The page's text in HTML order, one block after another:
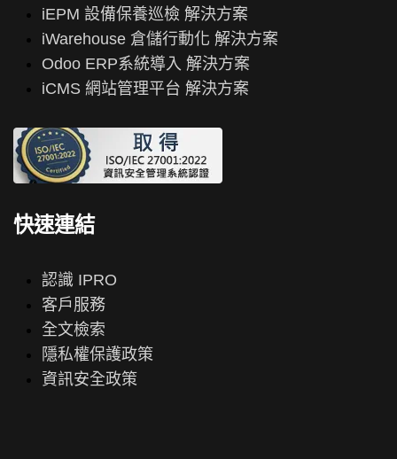
iEPM 設備保養巡檢 解決方案
iWarehouse 倉儲行動化 解決方案
Odoo ERP系統導入 解決方案
iCMS 網站管理平台 解決方案
快速連結
認識 IPRO
客戶服務
全文檢索
隱私權保護政策
資訊安全政策